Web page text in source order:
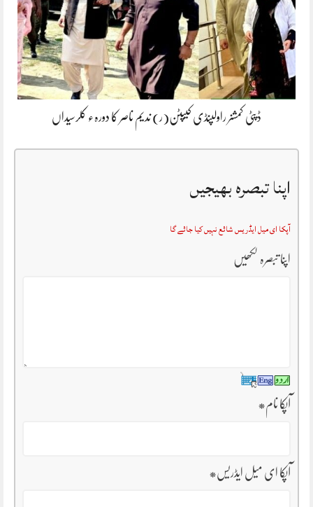
ڈپٹی کمشنر راولپنڈی کیپٹن(ر) ندیم ناصر کا دورہء کلرسیداں
اپنا تبصرہ بھیجیں
آپکا ای میل ایڈریس شائع نہیں کیا جائے گا
اپنا تبصرہ لکھیں
آپکا نام*
آپکا ای میل ایڈریس*